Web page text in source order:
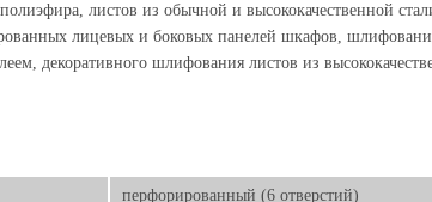
листов из обычной и высококачественной
лицевых и боковых панелей шкафов,
декоративного шлифования листов из
перфорированный (6 отверстий)